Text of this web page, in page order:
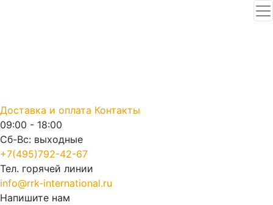
Доставка и оплата Контакты
09:00 - 18:00
Сб-Вс: выходные
+7(495)792-42-67
Тел. горячей линии
info@rrk-international.ru
Напишите нам